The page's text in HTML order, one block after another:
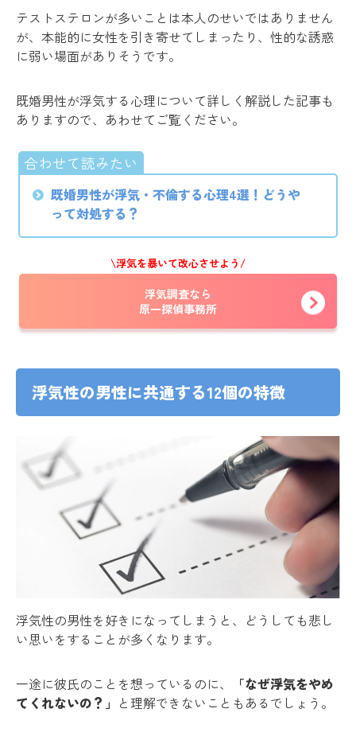
テストステロンが多いことは本人のせいではありません
が、本能的に女性を引き寄せてしまったり、性的な誘惑
に弱い場面がありそうです。
既婚男性が浮気する心理について詳しく解説した記事も
ありますので、あわせてご覧ください。
既婚男性が浮気・不倫する心理4選！どうや
って対処する？
\浮気を暴いて改心させよう/
浮気調査なら
原一探偵事務所
浮気性の男性に共通する12個の特徴
浮気性の男性を好きになってしまうと、どうしても悲し
い思いをすることが多くなります。
一途に彼氏のことを想っているのに、
「なぜ浮気をやめ
てくれないの？」 と理解できないこともあるでしょう。